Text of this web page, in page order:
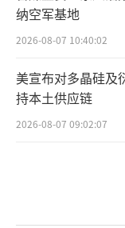
纳空军基地
2026-08-07 10:40:02
美宣布对多晶硅及
持本土供应链
2026-08-07 09:02:07